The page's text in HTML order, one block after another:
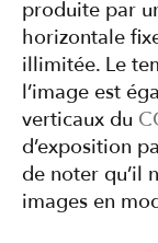
produite par
horizontale
illimitée. Le
l’image est
verticaux du
d’exposition
de noter qu’il
images en